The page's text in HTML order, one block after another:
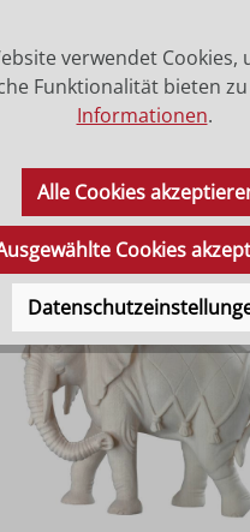
Preis:
verwendet Cookies,
Funktionalität bieten
Informationen.
Alle Cookies
Cookies